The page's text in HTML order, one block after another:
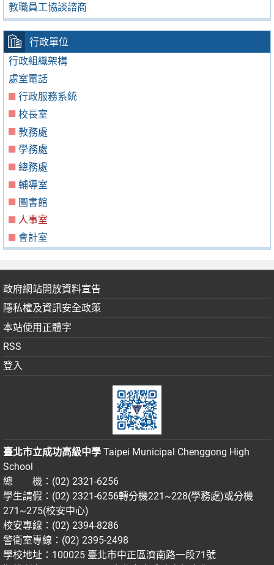
教職員工協談諮商
行政單位
行政組織架構
處室電話
行政服務系統
校長室
教務處
學務處
總務處
輔導室
圖書館
人事室
會計室
政府網站開放資料宣告
隱私權及資訊安全政策
本站使用正體字
RSS
登入
臺北市立成功高級中學 Taipei Municipal Chenggong High
School
總 機：(02) 2321-6256
學生請假：(02) 2321-6256轉分機221~228(學務處)或分機
271~275(校安中心)
校安專線：(02) 2394-8286
警衛室專線：(02) 2395-2498
學校地址：100025 臺北市中正區濟南路一段71號